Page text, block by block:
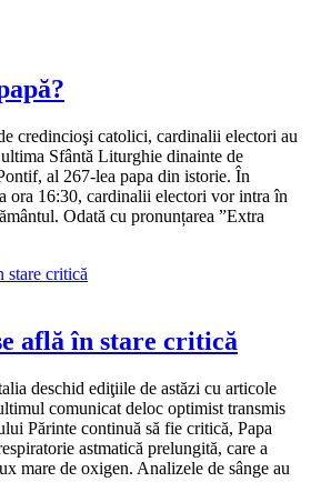
credincioşi catolici, cardinalii electori au
Sfântă Liturghie dinainte de
al 267-lea papa din istorie. În
ora 16:30, cardinalii electori vor intra în
Odată cu pronunțarea ”Extra
află în stare critică
deschid ediţiile de astăzi cu articole
comunicat deloc optimist transmis
Părinte continuă să fie critică, Papa
astmatică prelungită, care a
mare de oxigen. Analizele de sânge au